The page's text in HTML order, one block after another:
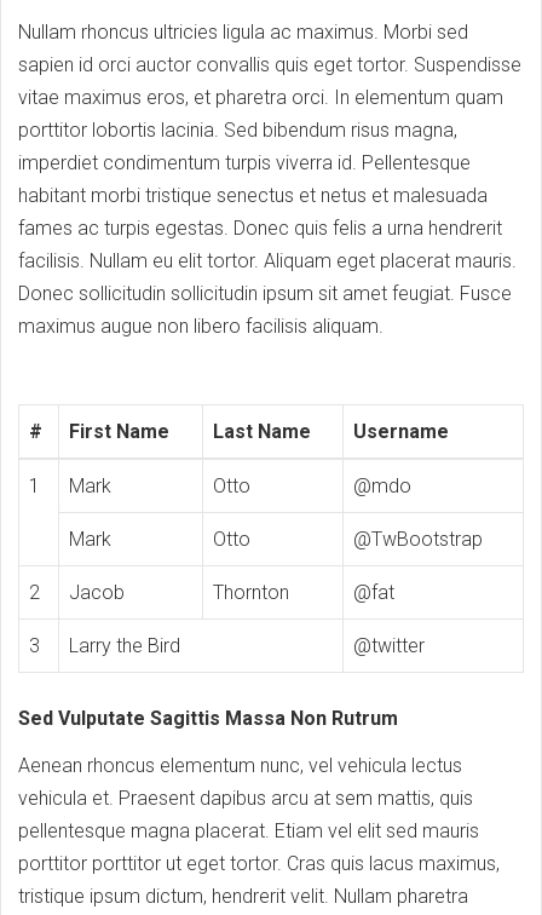
Nullam rhoncus ultricies ligula ac maximus. Morbi sed
sapien id orci auctor convallis quis eget tortor. Suspendisse
vitae maximus eros, et pharetra orci. In elementum quam
porttitor lobortis lacinia. Sed bibendum risus magna,
imperdiet condimentum turpis viverra id. Pellentesque
habitant morbi tristique senectus et netus et malesuada
fames ac turpis egestas. Donec quis felis a urna hendrerit
facilisis. Nullam eu elit tortor. Aliquam eget placerat mauris.
Donec sollicitudin sollicitudin ipsum sit amet feugiat. Fusce
maximus augue non libero facilisis aliquam.
# First Name Last Name Username
1 Mark Otto @mdo
Mark Otto @TwBootstrap
2 Jacob Thornton @fat
3 Larry the Bird @twitter
Sed Vulputate Sagittis Massa Non Rutrum
Aenean rhoncus elementum nunc, vel vehicula lectus
vehicula et. Praesent dapibus arcu at sem mattis, quis
pellentesque magna placerat. Etiam vel elit sed mauris
porttitor porttitor ut eget tortor. Cras quis lacus maximus,
tristique ipsum dictum, hendrerit velit. Nullam pharetra